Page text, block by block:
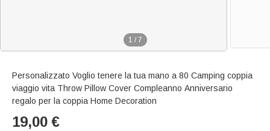
1 / 7
Personalizzato Voglio tenere la tua mano a 80 Camping coppia
viaggio vita Throw Pillow Cover Compleanno Anniversario
regalo per la coppia Home Decoration
19,00 €